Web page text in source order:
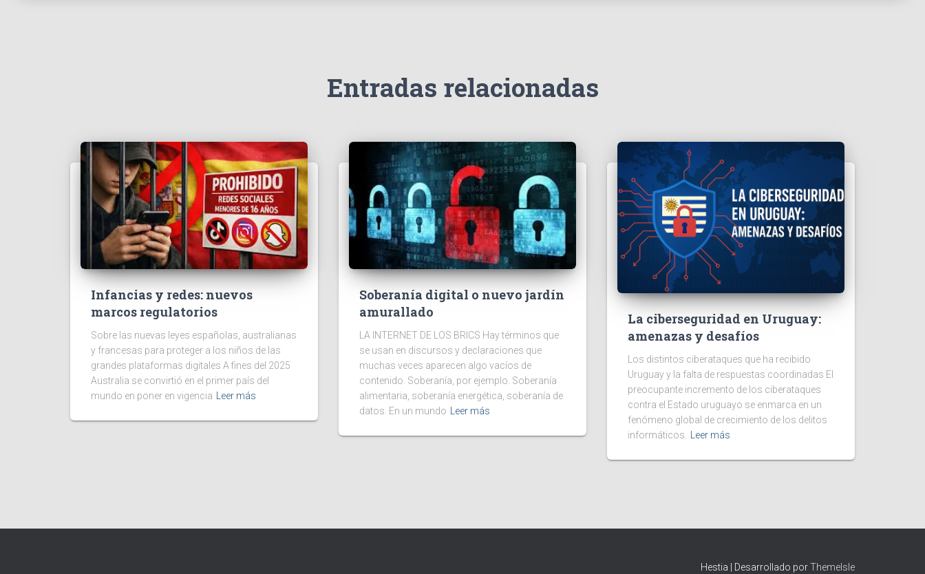
Entradas relacionadas
Infancias y redes: nuevos
marcos regulatorios
Sobre las nuevas leyes españolas, australianas
y francesas para proteger a los niños de las
grandes plataformas digitales A fines del 2025
Australia se convirtió en el primer país del
mundo en poner en vigencia
Leer más
Soberanía digital o nuevo jardín
amurallado
LA INTERNET DE LOS BRICS Hay términos que
se usan en discursos y declaraciones que
muchas veces aparecen algo vacíos de
contenido. Soberanía, por ejemplo. Soberanía
alimentaria, soberanía energética, soberanía de
datos. En un mundo
Leer más
La ciberseguridad en Uruguay:
amenazas y desafíos
Los distintos ciberataques que ha recibido
Uruguay y la falta de respuestas coordinadas El
preocupante incremento de los ciberataques
contra el Estado uruguayo se enmarca en un
fenómeno global de crecimiento de los delitos
informáticos.
Leer más
Hestia | Desarrollado porThemeIsle